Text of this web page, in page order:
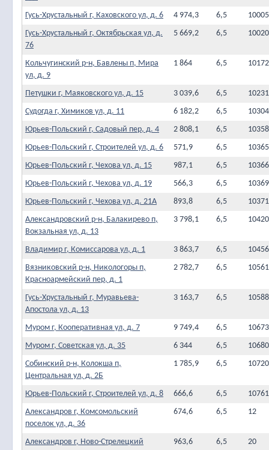
Гусь-Хрустальный г, Каховского ул, д. 6 4 974,3 6,5
10005
Гусь-Хрустальный г, Октябрьская ул, д.
76
5 669,2 6,5 10020
Кольчугинский р-н, Бавлены п, Мира
ул, д. 9
1 864 6,5 10172
Петушки г, Маяковского ул, д. 15 3 039,6 6,5
10231
Судогда г, Химиков ул, д. 11
6 182,2 6,5
10304
Юрьев-Польский г, Садовый пер, д. 4
2 808,1 6,5
10358
Юрьев-Польский г, Строителей ул, д. 6
571,9 6,5
10365
Юрьев-Польский г, Чехова ул, д. 15
987,1 6,5
10366
Юрьев-Польский г, Чехова ул, д. 19
566,3 6,5
10369
Юрьев-Польский г, Чехова ул, д. 21А
893,8 6,5
10371
Александровский р-н, Балакирево п,
Вокзальная ул, д. 13
3 798,1 6,5 10420
Владимир г, Комиссарова ул, д. 1 3 863,7 6,5
10456
Вязниковский р-н, Никологоры п,
Красноармейский пер, д. 1
2 782,7 6,5 10561
Гусь-Хрустальный г, Муравьева-
Апостола ул, д. 13
3 163,7 6,5 10588
Муром г, Кооперативная ул, д. 7 9 749,4 6,5
10673
Муром г, Советская ул, д. 35
6 344 6,5
10680
Собинский р-н, Колокша п,
Центральная ул, д. 2Б
1 785,9 6,5 10720
Юрьев-Польский г, Строителей ул, д. 8 666,6 6,5
10761
Александров г, Комсомольский
поселок ул, д. 36
674,6 6,5 12
Александров г, Ново-Стрелецкий
963,6 6,5 20